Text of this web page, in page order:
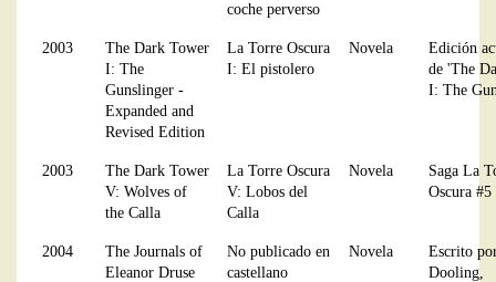
coche perverso
2003
The Dark Tower
I: The
Gunslinger -
Expanded and
Revised Edition
La Torre Oscura
I: El pistolero
Novela
Edición
de 'The
I: The
2003
The Dark Tower
V: Wolves of
the Calla
La Torre Oscura
V: Lobos del
Calla
Novela
Saga La
Oscura #5
2004
The Journals of
Eleanor Druse
No publicado en
castellano
Novela
Escrito
Dooling,